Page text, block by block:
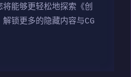
能够更轻松地探索《创
锁更多的隐藏内容与CG